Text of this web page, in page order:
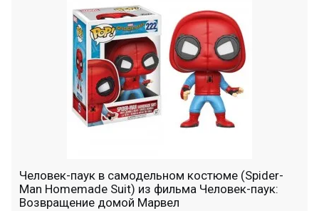
Человек-паук в самодельном костюме (Spider-
Man Homemade Suit) из фильма Человек-паук:
Возвращение домой Марвел